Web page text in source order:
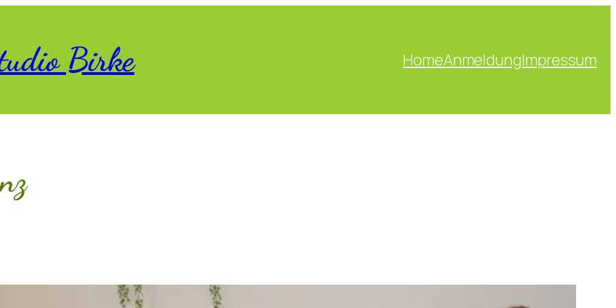
Birke HomeAnmeldungImpressum